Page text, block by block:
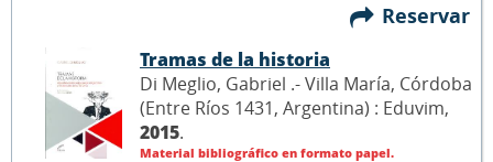
Reservar
Tramas de la historia
Di Meglio, Gabriel .- Villa María, Córdoba
(Entre Ríos 1431, Argentina) : Eduvim,
2015.
Material bibliográfico en formato papel.